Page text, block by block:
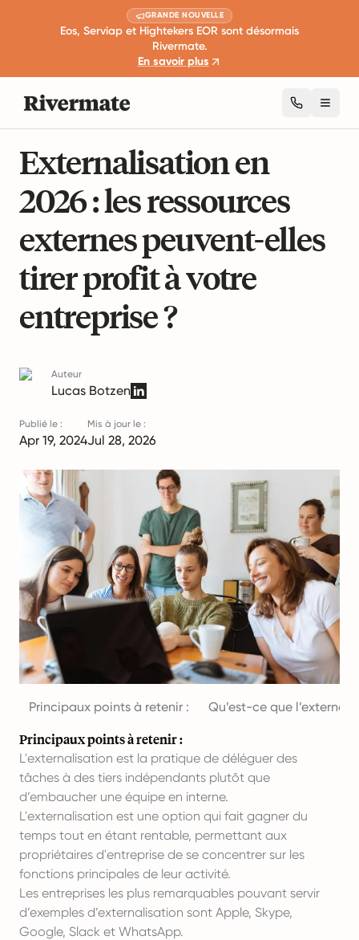
GRANDE NOUVELLE
Eos, Serviap et Hightekers EOR sont désormais
Rivermate.
En savoir plus
Externalisation en
2026 : les ressources
externes peuvent-elles
tirer profit à votre
entreprise ?
Auteur
Lucas Botzen
Publié le :
Apr 19, 2024
Mis à jour le :
Jul 28, 2026
Principaux points à retenir : Qu’est-ce que
Principaux points à retenir :
L'externalisation est la pratique de déléguer des
tâches à des tiers indépendants plutôt que
d’embaucher une équipe en interne.
L'externalisation est une option qui fait gagner du
temps tout en étant rentable, permettant aux
propriétaires d'entreprise de se concentrer sur les
fonctions principales de leur activité.
Les entreprises les plus remarquables pouvant servir
d’exemples d’externalisation sont Apple, Skype,
Google, Slack et WhatsApp.